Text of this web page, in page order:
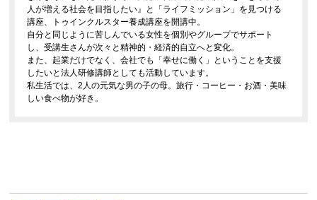
人が増える社会を目指したい』と「ライフミッション」を見つける
講座、トゥインクルスター養成講座を開講中。
自分と同じように苦しんでいる女性を個別やグループでサポート
し、受講生さんが次々と精神的・経済的自立へと変化。
また、起業だけでなく、会社でも「幸せに働く」ということを支援
したいと法人研修講師としても活動しています。
私生活では、2人の元気な男の子の母。旅行・コーヒー・お酒・美味
しい食べ物が好き。